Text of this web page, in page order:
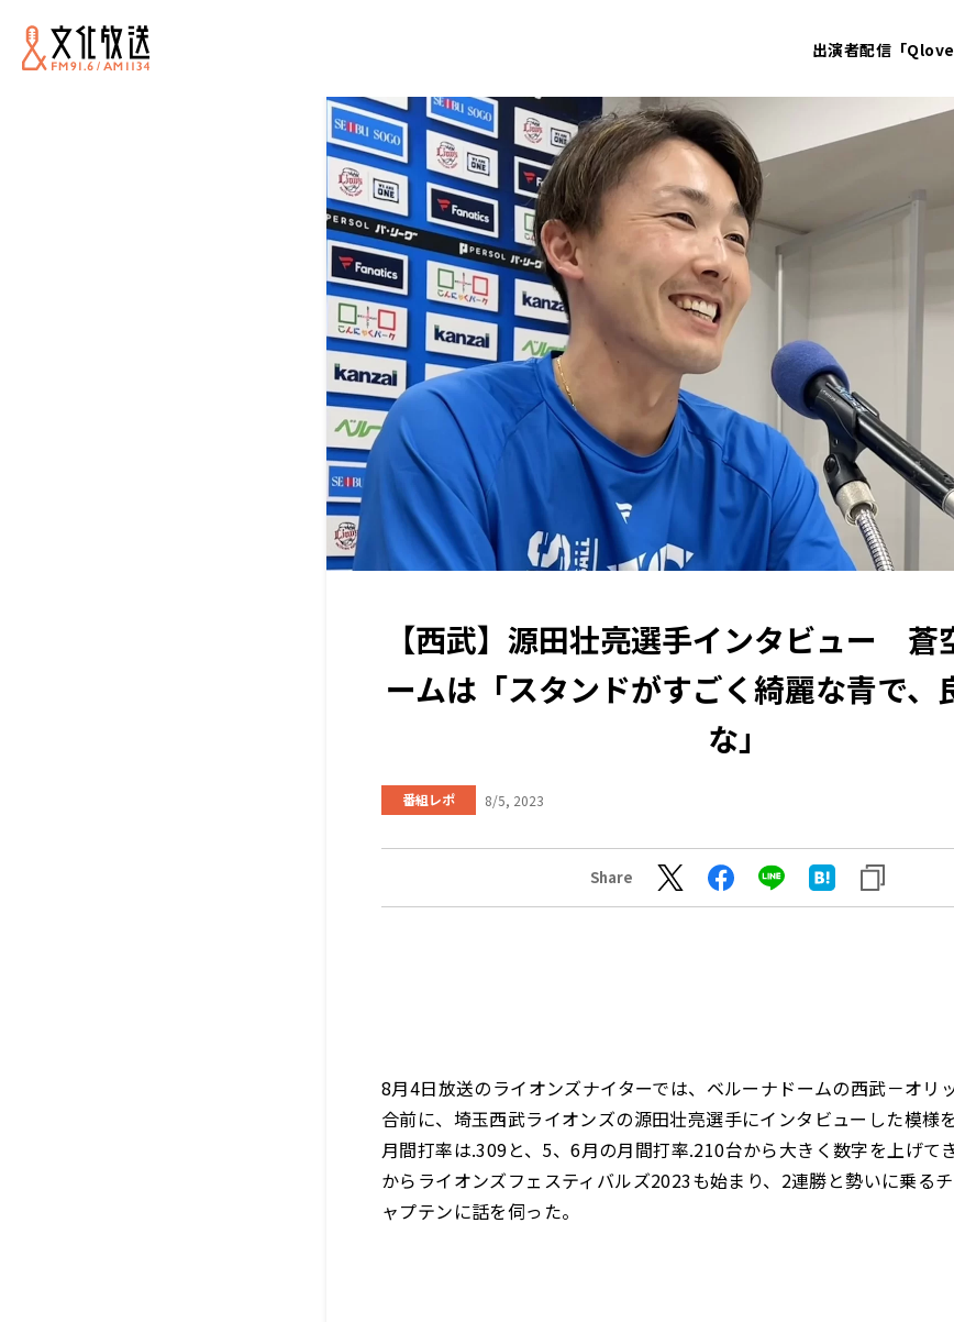
出演者配信「
【西武】源田壮亮選手インタビュー 蒼
ームは「スタンドがすごく綺麗な青で、
な」
番組レポ 8/5, 2023
Share
8月4日放送のライオンズナイターでは、ベルーナドームの西武－オリ
合前に、埼玉西武ライオンズの源田壮亮選手にインタビューした模様
月間打率は.309と、5、6月の月間打率.210台から大きく数字を上げて
からライオンズフェスティバルズ2023も始まり、2連勝と勢いに乗る
ャプテンに話を伺った。